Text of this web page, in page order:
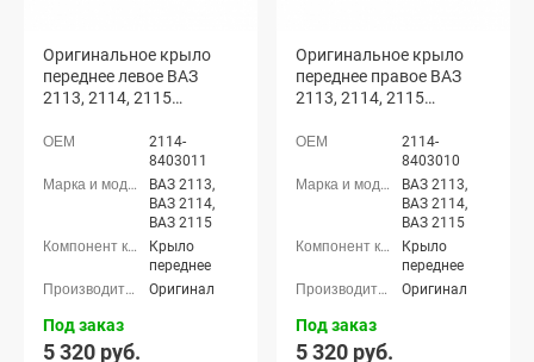
Оригинальное крыло
переднее левое ВАЗ
2113, 2114, 2115
2114-
8403011
ВАЗ 2113,
ВАЗ 2114,
ВАЗ 2115
Крыло
переднее
Оригинал
Под заказ
5 320 руб.
Оригинальное крыло
переднее правое ВАЗ
2113, 2114, 2115
2114-
8403010
ВАЗ 2113,
ВАЗ 2114,
ВАЗ 2115
Крыло
переднее
Оригинал
Под заказ
5 320 руб.